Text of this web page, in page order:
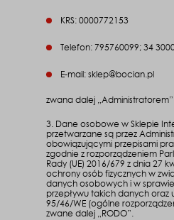
KRS: 0000772153
Telefon: 795760099; 34
E-mail: sklep@bocian.pl
zwana dalej „Administratorem”
3. Dane osobowe w Sklepie
przetwarzane są przez
obowiązującymi przepisami
zgodnie z rozporządzeniem
Rady (UE) 2016/679 z dnia 27
ochrony osób fizycznych w
danych osobowych i w
przepływu takich danych oraz
95/46/WE (ogólne
zwane dalej „RODO”.